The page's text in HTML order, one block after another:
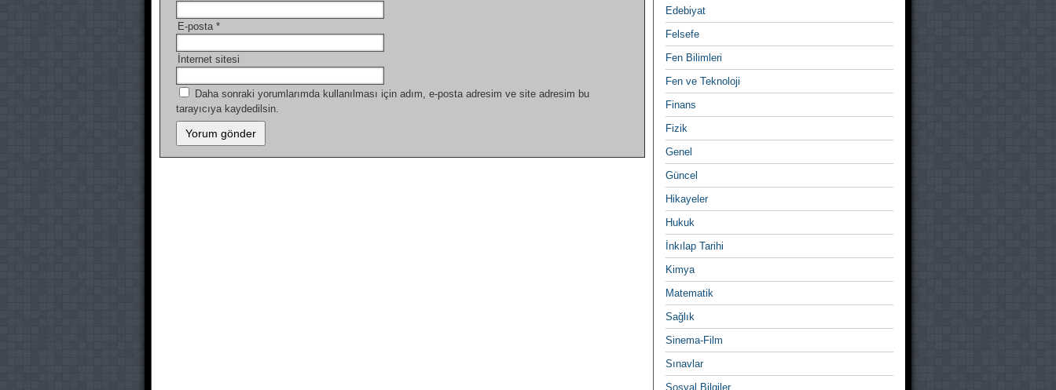
E-posta *
İnternet sitesi
Daha sonraki yorumlarımda kullanılması için adım, e-posta adresim ve site adresim bu
tarayıcıya kaydedilsin.
Edebiyat
Felsefe
Fen Bilimleri
Fen ve Teknoloji
Finans
Fizik
Genel
Güncel
Hikayeler
Hukuk
İnkılap Tarihi
Kimya
Matematik
Sağlık
Sinema-Film
Sınavlar
Sosyal Bilgiler